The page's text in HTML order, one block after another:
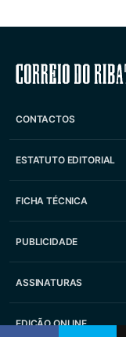
CONTACTOS
ESTATUTO EDITORIAL
FICHA TÉCNICA
PUBLICIDADE
ASSINATURAS
EDIÇÃO ONLINE